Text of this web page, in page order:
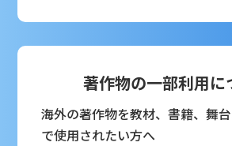
著作物の一部利用に
海外の著作物を教材、書籍、舞
で使用されたい方へ